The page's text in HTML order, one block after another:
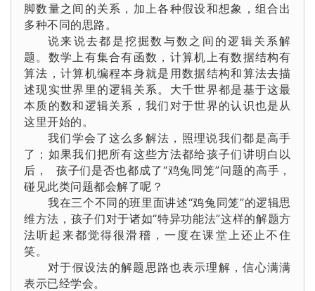
脚数量之间的关系，加上各种假设和想象，组合出
多种不同的思路。
说来说去都是挖掘数与数之间的逻辑关系解
题。数学上有集合有函数，计算机上有数据结构有
算法， 计算机编程本身就是用数据结构和算法去描
述现实世界里的逻辑关系。 大千世界都是基于这最
本质的数和逻辑关系，我们对于世界的认识也是从
这里开始的。
我们学会了这么多解法，照理说我们都是高手
了；如果我们把所有这些方法都给孩子们讲明白以
后，
孩子们是否也都成了“鸡兔同笼”问题的高手，
碰见此类问题都会解了呢？
我在三个不同的班里面讲述“鸡兔同笼”的逻辑思
维方法，孩子们对于诸如“特异功能法”这样的解题方
法听起来都觉得很滑稽，一度在课堂上还止不住
笑。
对于假设法的解题思路也表示理解，信心满满
表示已经学会。